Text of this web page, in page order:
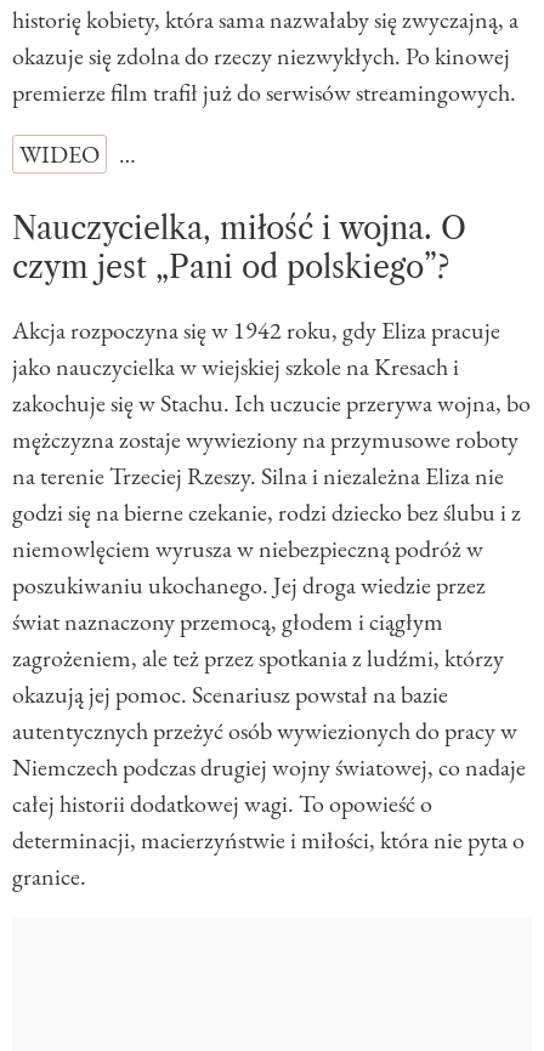
historię kobiety, która sama nazwałaby się zwyczajną, a
okazuje się zdolna do rzeczy niezwykłych. Po kinowej
premierze film trafił już do serwisów streamingowych.
WIDEO
…
Nauczycielka, miłość i wojna. O
czym jest „Pani od polskiego”?
Akcja rozpoczyna się w 1942 roku, gdy Eliza pracuje
jako nauczycielka w wiejskiej szkole na Kresach i
zakochuje się w Stachu. Ich uczucie przerywa wojna, bo
mężczyzna zostaje wywieziony na przymusowe roboty
na terenie Trzeciej Rzeszy. Silna i niezależna Eliza nie
godzi się na bierne czekanie, rodzi dziecko bez ślubu i z
niemowlęciem wyrusza w niebezpieczną podróż w
poszukiwaniu ukochanego. Jej droga wiedzie przez
świat naznaczony przemocą, głodem i ciągłym
zagrożeniem, ale też przez spotkania z ludźmi, którzy
okazują jej pomoc. Scenariusz powstał na bazie
autentycznych przeżyć osób wywiezionych do pracy w
Niemczech podczas drugiej wojny światowej, co nadaje
całej historii dodatkowej wagi. To opowieść o
determinacji, macierzyństwie i miłości, która nie pyta o
granice.